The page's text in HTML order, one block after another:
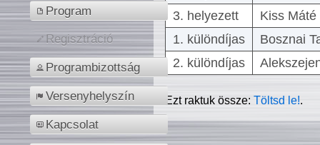
Program
Regisztráció
Programbizottság
Versenyhelyszín
Kapcsolat
3. helyezett
Kiss
1. különdíjas
Bosznai
2. különdíjas
Ezt raktuk össze:Töltsd le!.